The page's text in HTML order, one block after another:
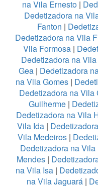
na Vila Ernesto |
Dedetizadora na
Fanton |
Dedetizadora na Vila
Vila Formosa |
Dedetizadora na
Gea | Dedetizadora
na Vila Gomes |
Dedetizadora na Vila
Guilherme|
Dedetizadora na Vila
Vila Ida|
Vila Medeiros |
Dedetizadora na Vila
Mendes|
na Vila Isa|
na Vila Jaguará |